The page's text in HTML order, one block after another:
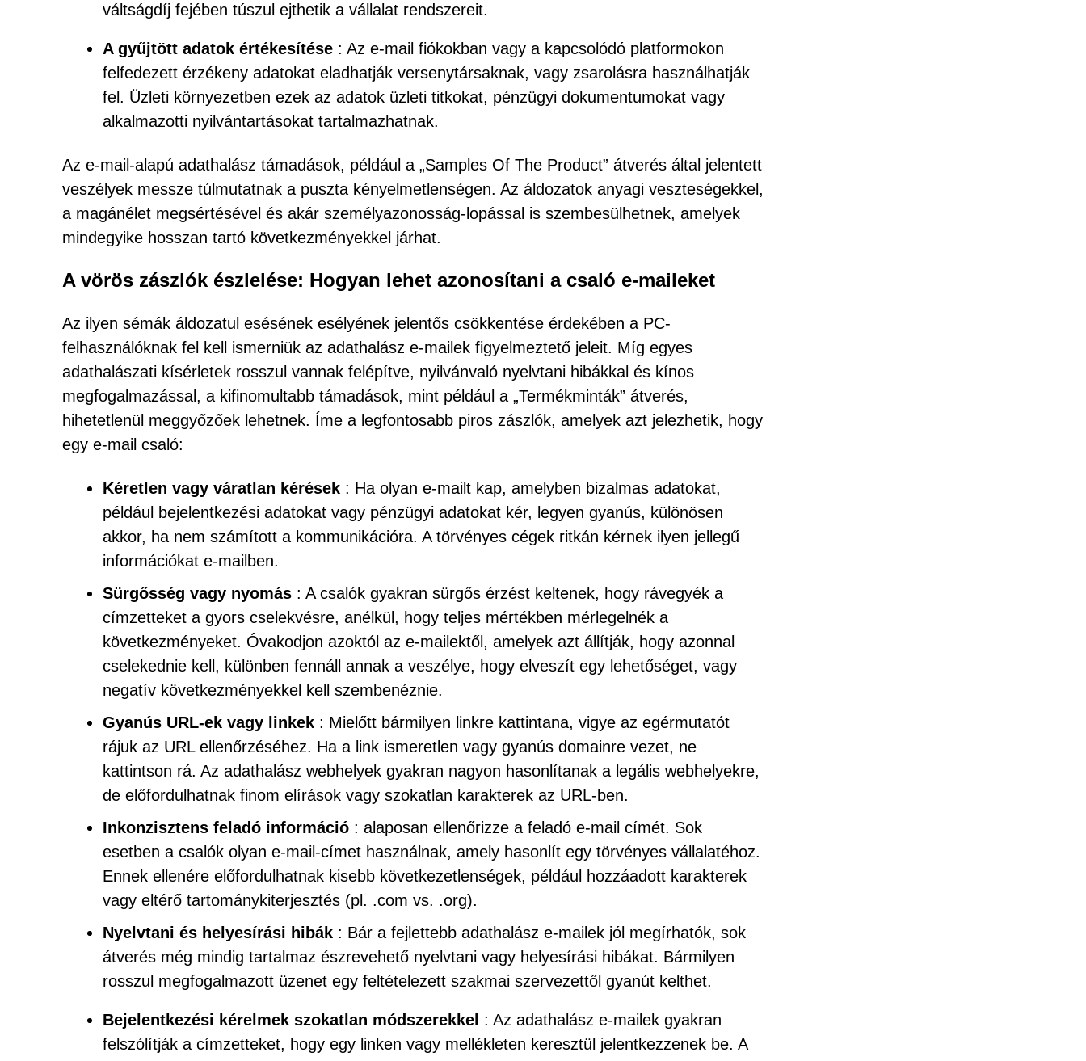
váltságdíj fejében túszul ejthetik a vállalat rendszereit.
A gyűjtött adatok értékesítése : Az e-mail fiókokban vagy a kapcsolódó platformokon
felfedezett érzékeny adatokat eladhatják versenytársaknak, vagy zsarolásra használhatják
fel. Üzleti környezetben ezek az adatok üzleti titkokat, pénzügyi dokumentumokat vagy
alkalmazotti nyilvántartásokat tartalmazhatnak.
Az e-mail-alapú adathalász támadások, például a „Samples Of The Product” átverés által jelentett
veszélyek messze túlmutatnak a puszta kényelmetlenségen. Az áldozatok anyagi veszteségekkel,
a magánélet megsértésével és akár személyazonosság-lopással is szembesülhetnek, amelyek
mindegyike hosszan tartó következményekkel járhat.
A vörös zászlók észlelése: Hogyan lehet azonosítani a csaló e-maileket
Az ilyen sémák áldozatul esésének esélyének jelentős csökkentése érdekében a PC-
felhasználóknak fel kell ismerniük az adathalász e-mailek figyelmeztető jeleit. Míg egyes
adathalászati kísérletek rosszul vannak felépítve, nyilvánvaló nyelvtani hibákkal és kínos
megfogalmazással, a kifinomultabb támadások, mint például a „Termékminták” átverés,
hihetetlenül meggyőzőek lehetnek. Íme a legfontosabb piros zászlók, amelyek azt jelezhetik, hogy
egy e-mail csaló:
Kéretlen vagy váratlan kérések : Ha olyan e-mailt kap, amelyben bizalmas adatokat,
például bejelentkezési adatokat vagy pénzügyi adatokat kér, legyen gyanús, különösen
akkor, ha nem számított a kommunikációra. A törvényes cégek ritkán kérnek ilyen jellegű
információkat e-mailben.
Sürgősség vagy nyomás : A csalók gyakran sürgős érzést keltenek, hogy rávegyék a
címzetteket a gyors cselekvésre, anélkül, hogy teljes mértékben mérlegelnék a
következményeket. Óvakodjon azoktól az e-mailektől, amelyek azt állítják, hogy azonnal
cselekednie kell, különben fennáll annak a veszélye, hogy elveszít egy lehetőséget, vagy
negatív következményekkel kell szembenéznie.
Gyanús URL-ek vagy linkek : Mielőtt bármilyen linkre kattintana, vigye az egérmutatót
rájuk az URL ellenőrzéséhez. Ha a link ismeretlen vagy gyanús domainre vezet, ne
kattintson rá. Az adathalász webhelyek gyakran nagyon hasonlítanak a legális webhelyekre,
de előfordulhatnak finom elírások vagy szokatlan karakterek az URL-ben.
Inkonzisztens feladó információ : alaposan ellenőrizze a feladó e-mail címét. Sok
esetben a csalók olyan e-mail-címet használnak, amely hasonlít egy törvényes vállalatéhoz.
Ennek ellenére előfordulhatnak kisebb következetlenségek, például hozzáadott karakterek
vagy eltérő tartománykiterjesztés (pl. .com vs. .org).
Nyelvtani és helyesírási hibák : Bár a fejlettebb adathalász e-mailek jól megírhatók, sok
átverés még mindig tartalmaz észrevehető nyelvtani vagy helyesírási hibákat. Bármilyen
rosszul megfogalmazott üzenet egy feltételezett szakmai szervezettől gyanút kelthet.
Bejelentkezési kérelmek szokatlan módszerekkel : Az adathalász e-mailek gyakran
felszólítják a címzetteket, hogy egy linken vagy mellékleten keresztül jelentkezzenek be. A